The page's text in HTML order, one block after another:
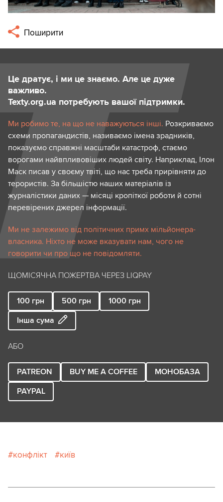
Поширити
Це дратує, і ми це знаємо. Але це дуже
важливо.
Texty.org.ua потребують вашої підтримки.
Ми робимо те, на що не наважуються інші. Розкриваємо
схеми пропагандистів, називаємо імена зрадників,
показуємо справжні масштаби катастроф, стаємо
ворогами найвпливовіших людей світу. Наприклад, Ілон
Маск писав у своєму твіті, що нас треба прирівняти до
терористів. За більшістю наших матеріалів із
журналістики даних — місяці кропіткої роботи й сотні
перевірених джерел інформації.
Ми не залежимо від політичних примх мільйонера-
власника. Ніхто не може вказувати нам, чого не
говорити чи про що не повідомляти.
ЩОМІСЯЧНА ПОЖЕРТВА ЧЕРЕЗ LIQPAY
100 грн 500 грн 1000 грн
Інша сума
АБО
PATREON BUY ME A COFFEE
МОНОБАЗА
PAYPAL
конфлікт київ